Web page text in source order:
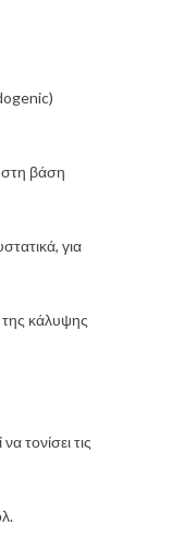
στη βάση
για
της κάλυψης
τονίσει τις